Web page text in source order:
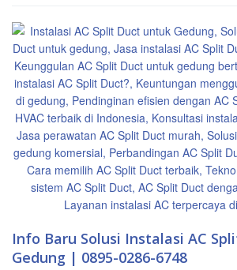
Info Baru Solusi Instalasi AC
Gedung | 0895-0286-6748